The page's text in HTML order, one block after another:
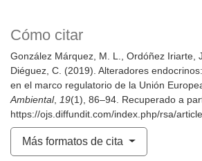
Cómo citar
González Márquez, M. L., Ordóñez Iriarte,
Diéguez, C. (2019). Alteradores
en el marco regulatorio de la Unión
Ambiental, 19(1), 86–94. Recuperado a
https://ojs.diffundit.com/index.php/rsa/
Más formatos de cita